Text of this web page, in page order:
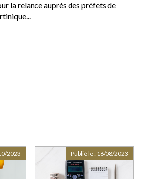
la relance auprès des préfets de
2023 Publié le : 16/08/2023